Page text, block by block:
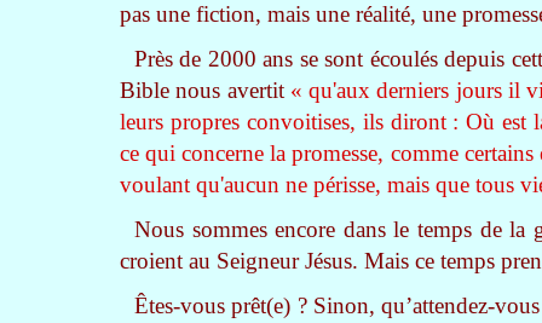
pas une fiction, mais une réalité, une
Près de 2000 ans se sont écoulés depuis
Bible nous avertit « qu'aux derniers jours il
leurs propres convoitises, ils diront : Où est
ce qui concerne la promesse, comme
voulant qu'aucun ne périsse, mais que tous
Nous sommes encore dans le temps de
croient au Seigneur Jésus. Mais ce temps
Êtes-vous prêt(e) ? Sinon, qu’attendez-